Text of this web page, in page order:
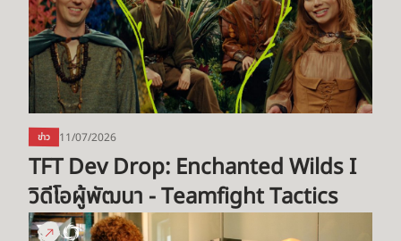
Wilds
I
วิดีโอ
ผู้
พัฒนา
-
Teamfight
Tactics
ข่าว 11/07/2026
TFT Dev Drop: Enchanted Wilds I
วิดีโอผู้พัฒนา - Teamfight Tactics
ขอ